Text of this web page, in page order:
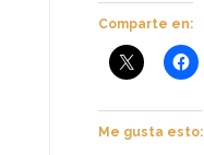
Comparte en:
Me gusta esto: